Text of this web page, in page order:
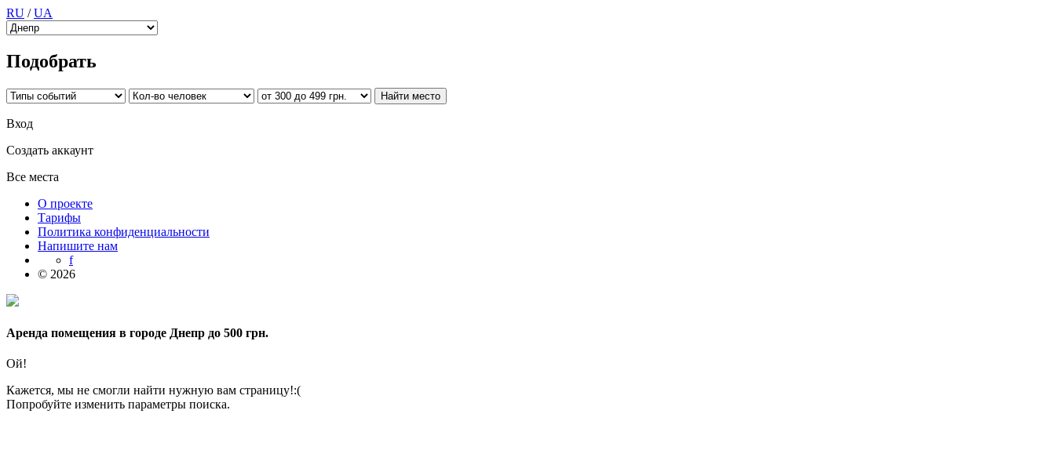
RU /UA
Подобрать
Вход
Создать аккаунт
Все места
О проекте
Тарифы
Политика конфиденциальности
Напишите нам
f
© 2026
Аренда помещения в городе Днепр до 500 грн.
Ой!
Кажется, мы не смогли найти нужную вам страницу!:(
Попробуйте изменить параметры поиска.